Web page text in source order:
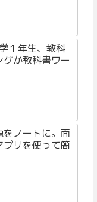
１年生、教科
か教科書ワー
をノートに。面
リを使って簡